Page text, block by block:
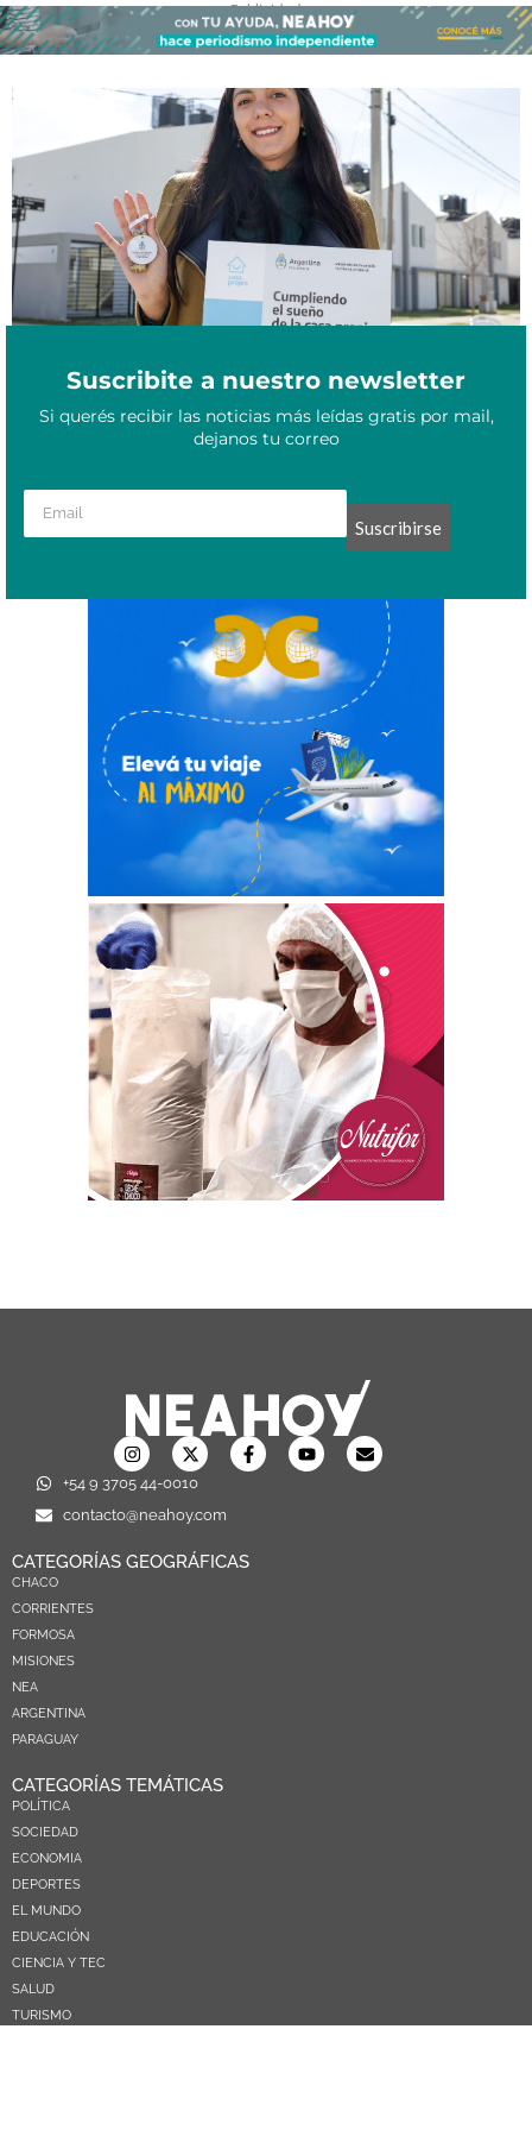
- Publicidad -
Procrear II: inscripciones abiertas para adquirir lotes con
servicios y viviendas en Chaco, Corrientes, Formosa y Misiones
Octubre 9, 2023
Suscribite a nuestro newsletter
Si querés recibir las noticias más leídas gratis por mail,
dejanos tu correo
Suscribirse
+54 9 3705 44-0010
contacto@neahoy.com
CATEGORÍAS GEOGRÁFICAS
CHACO
CORRIENTES
FORMOSA
MISIONES
NEA
ARGENTINA
PARAGUAY
CATEGORÍAS TEMÁTICAS
POLÍTICA
SOCIEDAD
ECONOMIA
DEPORTES
EL MUNDO
EDUCACIÓN
CIENCIA Y TEC
SALUD
TURISMO